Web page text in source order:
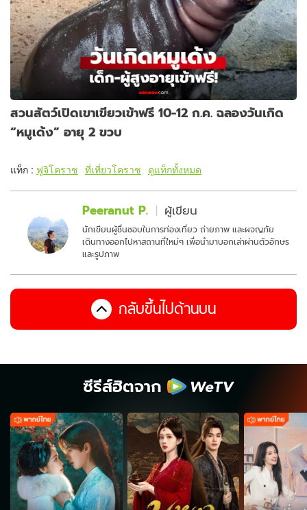
สวนสัตว์เปิดเขาเขียวเข้าฟรี 10-12 ก.ค. ฉลองวันเกิด
“หมูเด้ง” อายุ 2 ขวบ
แท็ก : ฟูจิโคราช ที่เที่ยวโคราช ดูแท็กทั้งหมด
Peeranut P. ผู้เขียน
นักเขียนผู้ชื่นชอบในการท่องเที่ยว ถ่ายภาพ และผจญภัย
เดินทางออกไปหาสถานที่ใหม่ๆ เพื่อนำมาบอกเล่าผ่านตัวอักษร
และรูปภาพ
กลับขึ้นไปด้านบน
ซีรีส์ฮิตจาก